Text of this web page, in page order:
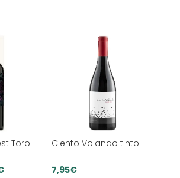
Toro
Rango
Ciento Volando tinto
7,95€